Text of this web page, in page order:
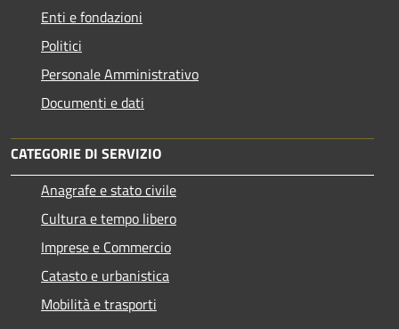
Enti e fondazioni
Politici
Personale Amministrativo
Documenti e dati
CATEGORIE DI SERVIZIO
Anagrafe e stato civile
Cultura e tempo libero
Imprese e Commercio
Catasto e urbanistica
Mobilità e trasporti